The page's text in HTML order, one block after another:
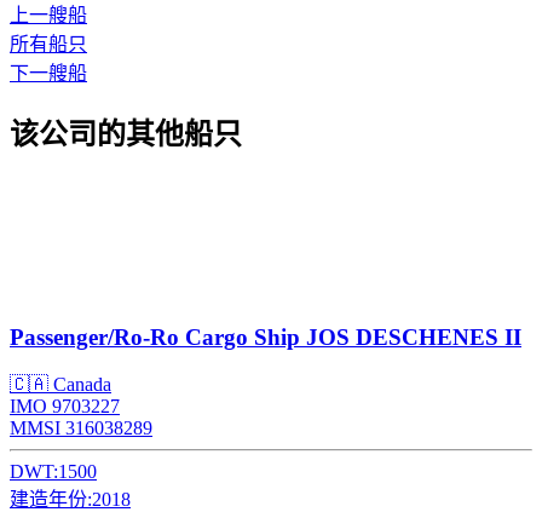
上一艘船
所有船只
下一艘船
该公司的其他船只
Passenger/Ro-Ro Cargo Ship JOS DESCHENES II
🇨🇦 Canada
IMO 9703227
MMSI 316038289
DWT:1500
建造年份:2018